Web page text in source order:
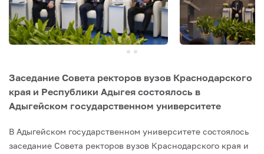
Заседание Совета ректоров вузов Краснодарского
края и Республики Адыгея состоялось в
Адыгейском государственном университете
В Адыгейском государственном университете состоялось
заседание Совета ректоров вузов Краснодарского края и